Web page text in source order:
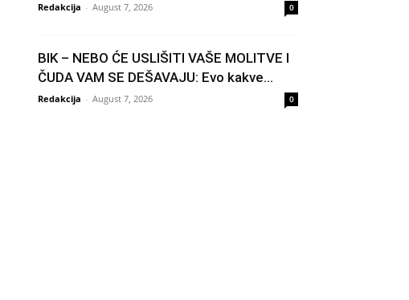
Redakcija - August 7, 2026 0
BIK – NEBO ĆE USLIŠITI VAŠE MOLITVE I
ČUDA VAM SE DEŠAVAJU: Evo kakve...
Redakcija - August 7, 2026 0